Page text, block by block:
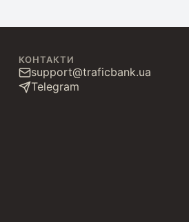
КОНТАКТИ
support@traficbank.ua
Telegram